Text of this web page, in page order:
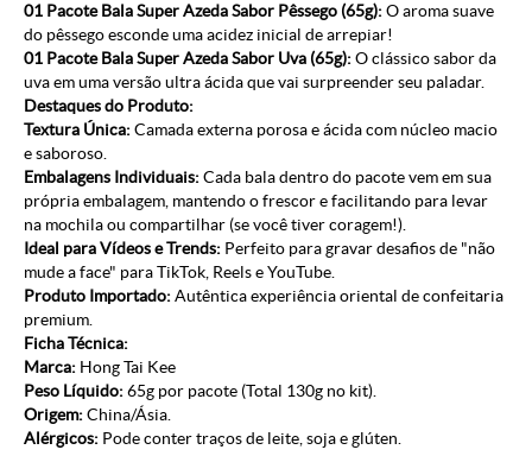
01 Pacote Bala Super Azeda Sabor Pêssego (65g): O aroma suave
do pêssego esconde uma acidez inicial de arrepiar!
01 Pacote Bala Super Azeda Sabor Uva (65g): O clássico sabor da
uva em uma versão ultra ácida que vai surpreender seu paladar.
Destaques do Produto:
Textura Única: Camada externa porosa e ácida com núcleo macio
e saboroso.
Embalagens Individuais: Cada bala dentro do pacote vem em sua
própria embalagem, mantendo o frescor e facilitando para levar
na mochila ou compartilhar (se você tiver coragem!).
Ideal para Vídeos e Trends: Perfeito para gravar desafios de "não
mude a face" para TikTok, Reels e YouTube.
Produto Importado: Autêntica experiência oriental de confeitaria
premium.
Ficha Técnica:
Marca: Hong Tai Kee
Peso Líquido: 65g por pacote (Total 130g no kit).
Origem: China/Ásia.
Alérgicos: Pode conter traços de leite, soja e glúten.